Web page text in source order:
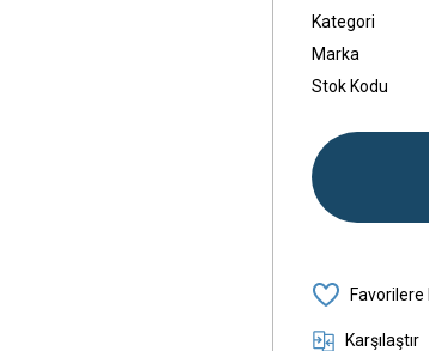
Kategori
Marka
Stok Kodu
Karşılaştır